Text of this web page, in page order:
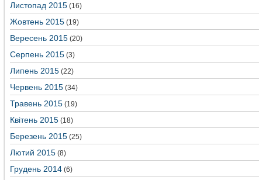
Листопад 2015 (16)
Жовтень 2015 (19)
Вересень 2015 (20)
Серпень 2015 (3)
Липень 2015 (22)
Червень 2015 (34)
Травень 2015 (19)
Квітень 2015 (18)
Березень 2015 (25)
Лютий 2015 (8)
Грудень 2014 (6)